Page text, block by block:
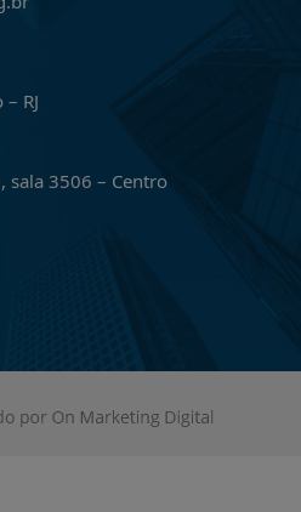
RJ
sala 3506 – Centro